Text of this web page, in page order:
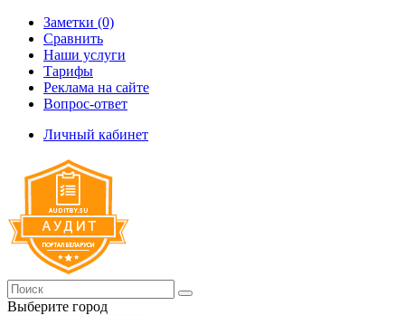
Заметки (0)
Сравнить
Наши услуги
Тарифы
Реклама на сайте
Вопрос-ответ
Личный кабинет
Выберите город